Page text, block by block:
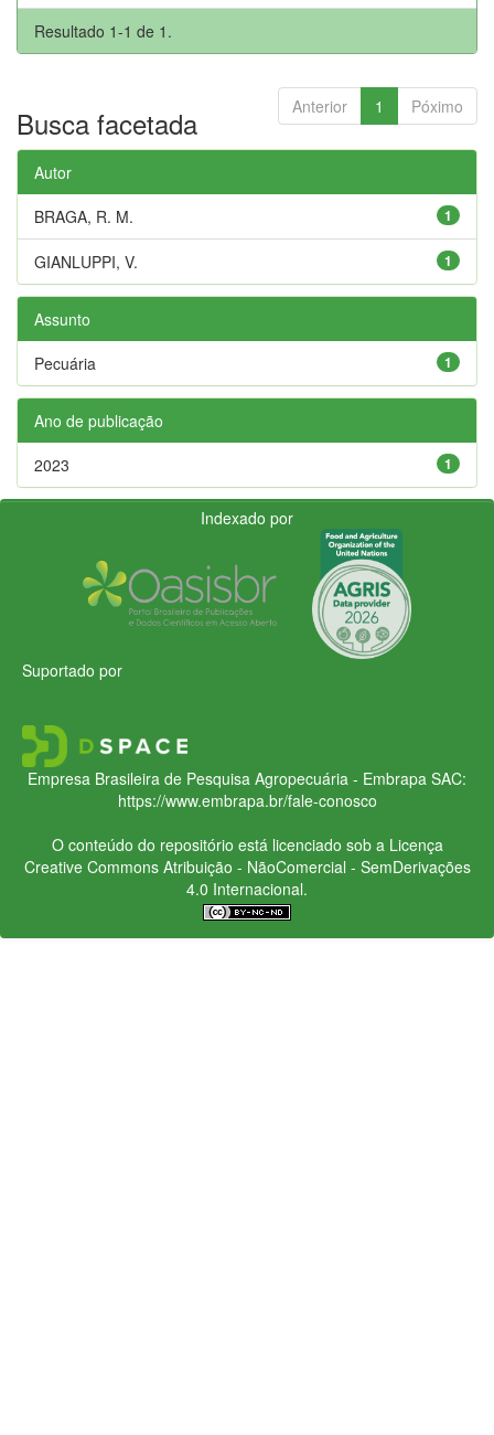
Resultado 1-1 de 1.
Anterior 1 Póximo
Busca facetada
Autor
1
BRAGA, R. M.
1
GIANLUPPI, V.
Assunto
1
Pecuária
Ano de publicação
1
2023
Indexado por
Suportado por
Empresa Brasileira de Pesquisa Agropecuária - Embrapa SAC:
https://www.embrapa.br/fale-conosco
O conteúdo do repositório está licenciado sob a Licença
Creative CommonsAtribuição - NãoComercial - SemDerivações
4.0 Internacional.